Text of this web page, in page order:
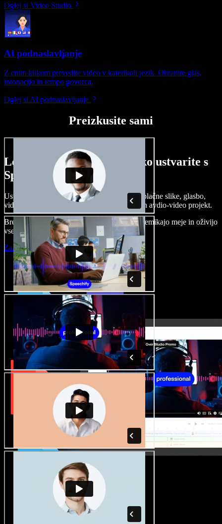
Oglej si Video Studio
AI podnaslavljanje
Z enim klikom prevedite video v katerikoli jezik. Ohranite glas,
intonacijo in tempo govorca.
Oglej si AI podnaslavljanje
Preizkusite sami
Le nekaj primerov, kaj lahko ustvarite s
Speechify Studio.
Ustvarjajte govorne posnetke, dodajajte brezplačne slike, glasbo,
videe, klonirajte svoj glas in pripravite celoten avdio-video projekt.
Brez učenja in kar iz brskalnika ustvarjalci premikajo meje in oživijo
vse ideje.
Zaženi Studio